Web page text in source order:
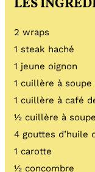
LES
2 wraps
1 steak haché
1 jeune oignon
1 cuillère à soupe
1 cuillère à café
½ cuillère à
4 gouttes d’huile
1 carotte
½ concombre